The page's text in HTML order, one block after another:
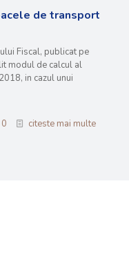
de transport
Fiscal, publicat pe
modul de calcul al
in cazul unui
0 citeste mai multe